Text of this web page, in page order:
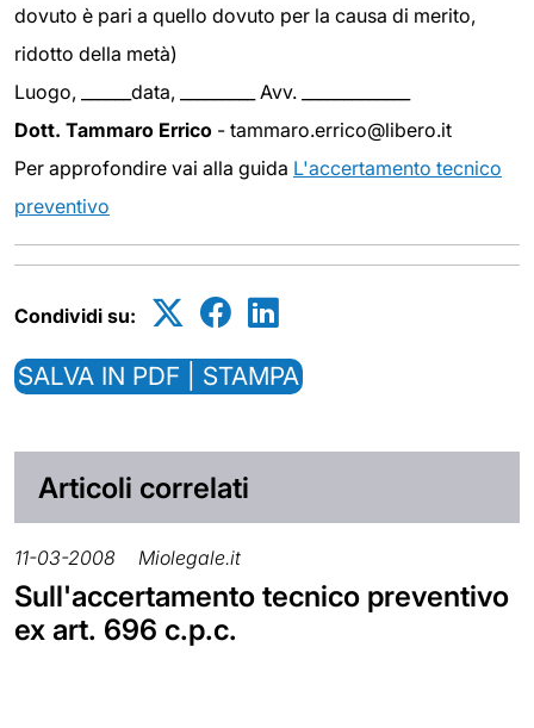
dovuto è pari a quello dovuto per la causa di merito,
ridotto della metà)
Luogo, ______data, _________ Avv. _____________
Dott. Tammaro Errico - tammaro.errico@libero.it
Per approfondire vai alla guida L'accertamento tecnico
preventivo
Condividi su:
SALVA IN PDF | STAMPA
Articoli correlati
11-03-2008 Miolegale.it
Sull'accertamento tecnico preventivo
ex art. 696 c.p.c.